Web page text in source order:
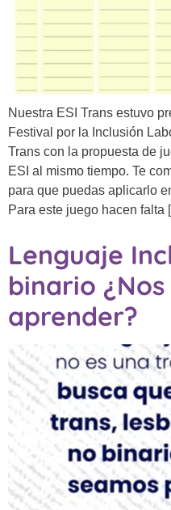
Nuestra ESI Trans estuvo
Festival por la Inclusión
Trans con la propuesta de
ESI al mismo tiempo. Te
para que puedas aplicarlo
Para este juego hacen falta
Lenguaje
binario
aprender?